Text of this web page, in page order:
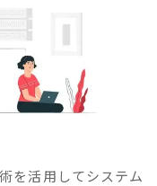
を活用してシステム